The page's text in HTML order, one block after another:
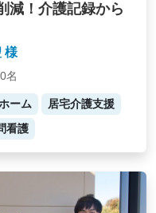
減！介護記録から
様
名
ーム
居宅介護支援
看護